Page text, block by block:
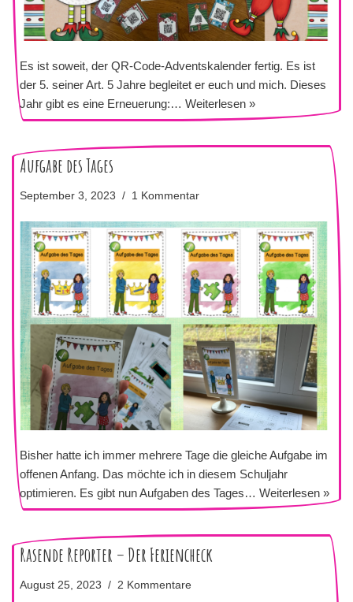
Es ist soweit, der QR-Code-Adventskalender fertig. Es ist
der 5. seiner Art. 5 Jahre begleitet er euch und mich. Dieses
Jahr gibt es eine Erneuerung:… Weiterlesen »
Aufgabe des Tages
September 3, 2023 1 Kommentar
Bisher hatte ich immer mehrere Tage die gleiche Aufgabe im
offenen Anfang. Das möchte ich in diesem Schuljahr
optimieren. Es gibt nun Aufgaben des Tages… Weiterlesen »
Rasende Reporter – Der Feriencheck
August 25, 2023 2 Kommentare